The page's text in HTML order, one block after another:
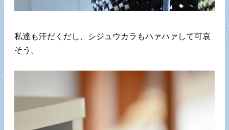
私達も汗だくだし、シジュウカラもハァハァして可哀
そう。